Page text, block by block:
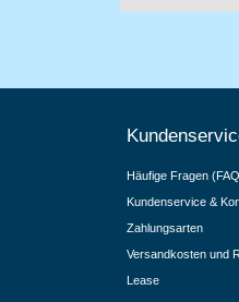
Häufige Fragen
Kundenservice &
Zahlungsarten
Versandkosten und
Lease